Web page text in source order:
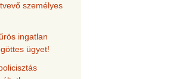
személyes
ingatlan
ügyet!